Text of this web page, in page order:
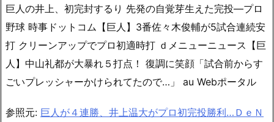
巨人の井上、初完封するり 先発の自覚芽生えた完投―プロ
野球 時事ドットコム【巨人】3番佐々木俊輔が5試合連続安
打 クリーンアップでプロ初適時打 ｄメニューニュース【巨
人】中山礼都が大暴れ５打点！ 復調に笑顔「試合前からす
ごいプレッシャーかけられてたので…」 au Webポータル
参照元: 巨人が４連勝、井上温大がプロ初完投勝利…ＤｅＮ